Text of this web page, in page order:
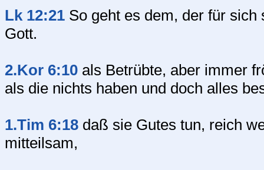
Lk 12:21 So geht es dem, der für
Gott.
2.Kor 6:10 als Betrübte, aber immer
als die nichts haben und doch alles
1.Tim 6:18 daß sie Gutes tun, reich
mitteilsam,